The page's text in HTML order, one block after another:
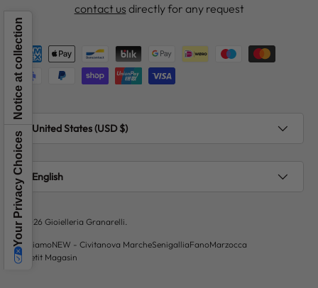
contact us directly for any request
Payment methods accepted
Country/Region
United States (USD $)
Language
English
© 2026 Gioielleria Granarelli
Chi siamoNEW - Civitanova MarcheSenigalliaFanoMarzocca
Le Petit Magasin
Your Privacy Choices
Notice at collection